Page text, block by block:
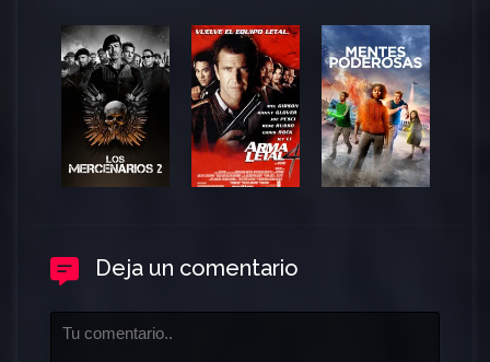
Deja un comentario